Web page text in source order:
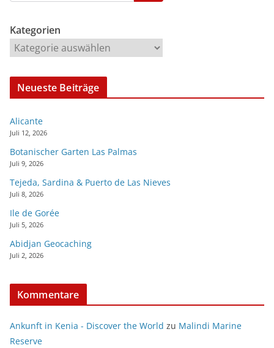
Kategorien
Neueste Beiträge
Alicante
Juli 12, 2026
Botanischer Garten Las Palmas
Juli 9, 2026
Tejeda, Sardina & Puerto de Las Nieves
Juli 8, 2026
Ile de Gorée
Juli 5, 2026
Abidjan Geocaching
Juli 2, 2026
Kommentare
Ankunft in Kenia - Discover the World zu Malindi Marine
Reserve